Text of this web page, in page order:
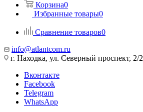
Корзина0
Избранные товары0
Сравнение товаров0
info@atlantcom.ru
г. Находка, ул. Северный проспект, 2/2
Вконтакте
Facebook
Telegram
WhatsApp